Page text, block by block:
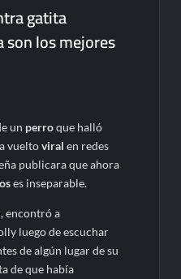
gatita
son los mejores
un perroque halló
vueltoviralen redes
publicara que ahora
es inseparable.
encontró a
luego de escuchar
de algún lugar de su
de que había